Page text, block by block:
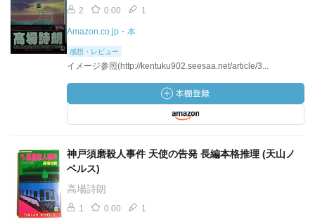
2 0.00 1
Amazon.co.jp・本
感想・レビュー
イメージ参照(http://kentuku902.seesaa.net/article/3...
神戸須磨殺人事件 天使の告発 長編本格推理 (天山ノ
ベルス)
高場詩朗
1 0.00 1